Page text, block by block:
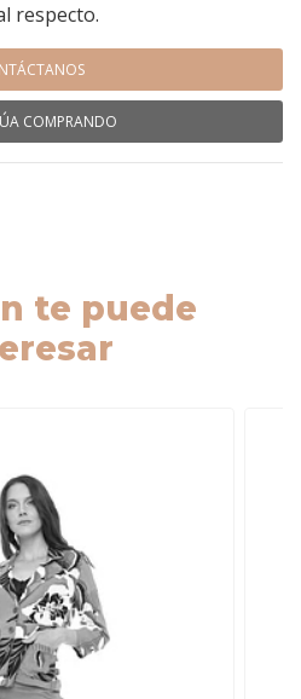
respecto.
COMPRANDO
te puede